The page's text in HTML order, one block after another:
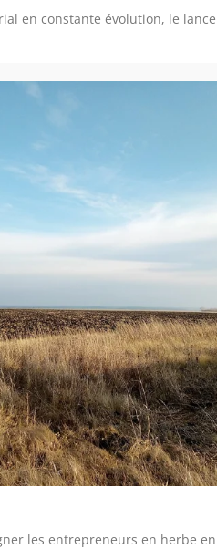
en constante évolution, le
les entrepreneurs en herbe